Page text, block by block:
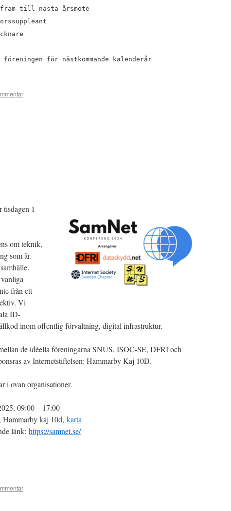
till nästa årsmöte
för nästkommande kalenderår
tisdagen 1
om teknik,
som är
från ett
Vi
ID-
inom offentlig förvaltning, digital infrastruktur.
de idéella föreningarna SNUS, ISOC-SE, DFRI och
av Internetstiftelsen: Hammarby Kaj 10D.
i ovan organisationer.
09:00 – 17:00
Hammarby kaj 10d, karta
länk: https://samnet.se/